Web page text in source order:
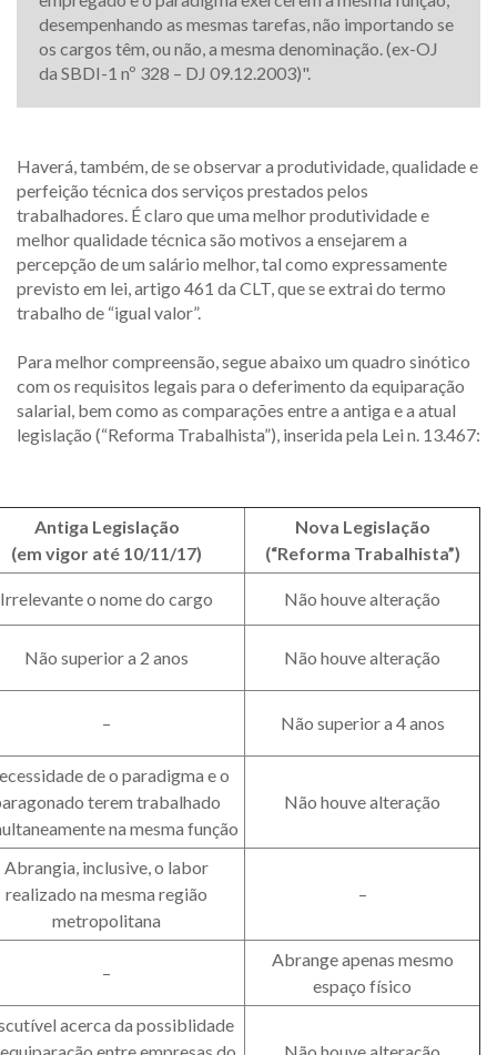
desempenhando as mesmas tarefas, não importando se
os cargos têm, ou não, a mesma denominação. (ex-OJ
da SBDI-1 nº 328 – DJ 09.12.2003)".
Haverá, também, de se observar a produtividade, qualidade e
perfeição técnica dos serviços prestados pelos
trabalhadores. É claro que uma melhor produtividade e
melhor qualidade técnica são motivos a ensejarem a
percepção de um salário melhor, tal como expressamente
previsto em lei, artigo 461 da CLT, que se extrai do termo
trabalho de “igual valor”.
Para melhor compreensão, segue abaixo um quadro sinótico
com os requisitos legais para o deferimento da equiparação
salarial, bem como as comparações entre a antiga e a atual
legislação (“Reforma Trabalhista”), inserida pela Lei n. 13.467:
Antiga Legislação
(em vigor até 10/11/17)
Nova Legislação
(“Reforma Trabalhista”)
Irrelevante o nome do cargo Não houve alteração
Não superior a 2 anos Não houve alteração
– Não superior a 4 anos
de o paradigma e o
terem trabalhado
na mesma função
Não houve alteração
Abrangia, inclusive, o labor
realizado na mesma região
metropolitana
–
–
Abrange apenas mesmo
espaço físico
acerca da possiblidade